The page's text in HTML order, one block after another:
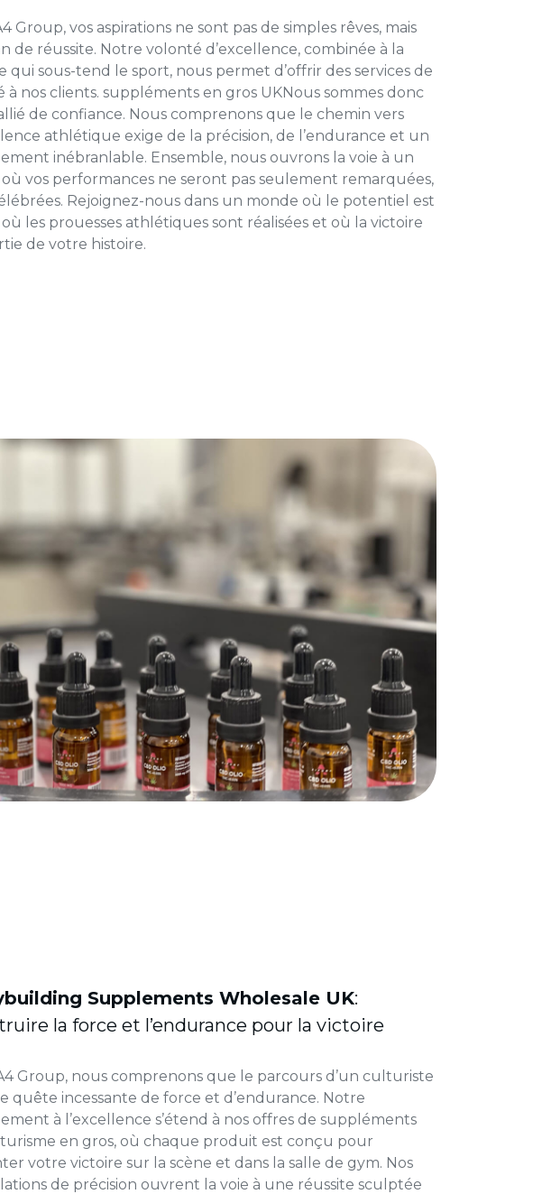
Group, vos aspirations ne sont pas de simples rêves, mais
de réussite. Notre volonté d’excellence, combinée à la
qui sous-tend le sport, nous permet d’offrir des services de
à nos clients. suppléments en gros UKNous sommes donc
de confiance. Nous comprenons que le chemin vers
athlétique exige de la précision, de l’endurance et un
inébranlable. Ensemble, nous ouvrons la voie à un
vos performances ne seront pas seulement remarquées,
Rejoignez-nous dans un monde où le potentiel est
où les prouesses athlétiques sont réalisées et où la victoire
de votre histoire.
Supplements Wholesale UK:
la force et l’endurance pour la victoire
Group, nous comprenons que le parcours d’un culturiste
quête incessante de force et d’endurance. Notre
à l’excellence s’étend à nos offres de suppléments
en gros, où chaque produit est conçu pour
votre victoire sur la scène et dans la salle de gym. Nos
de précision ouvrent la voie à une réussite sculptée